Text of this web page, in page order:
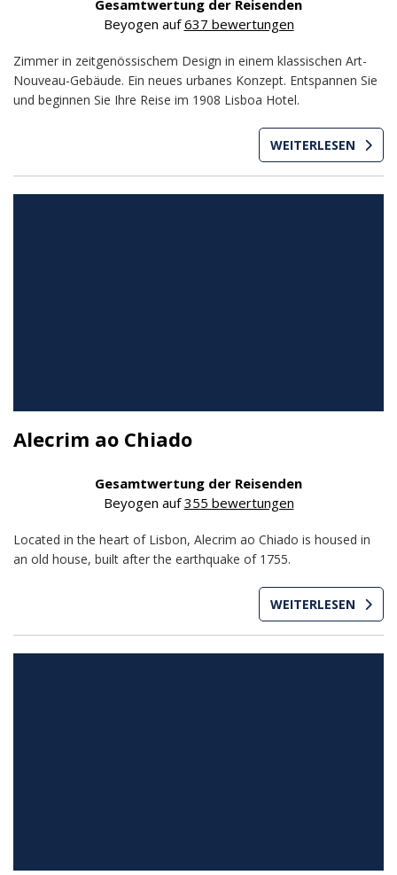
Gesamtwertung der Reisenden
Beyogen auf637 bewertungen
Zimmer in zeitgenössischem Design in einem klassischen Art-
Nouveau-Gebäude. Ein neues urbanes Konzept. Entspannen Sie
und beginnen Sie Ihre Reise im 1908 Lisboa Hotel.
WEITERLESEN
Alecrim ao Chiado
Gesamtwertung der Reisenden
Beyogen auf355 bewertungen
Located in the heart of Lisbon, Alecrim ao Chiado is housed in
an old house, built after the earthquake of 1755.
WEITERLESEN